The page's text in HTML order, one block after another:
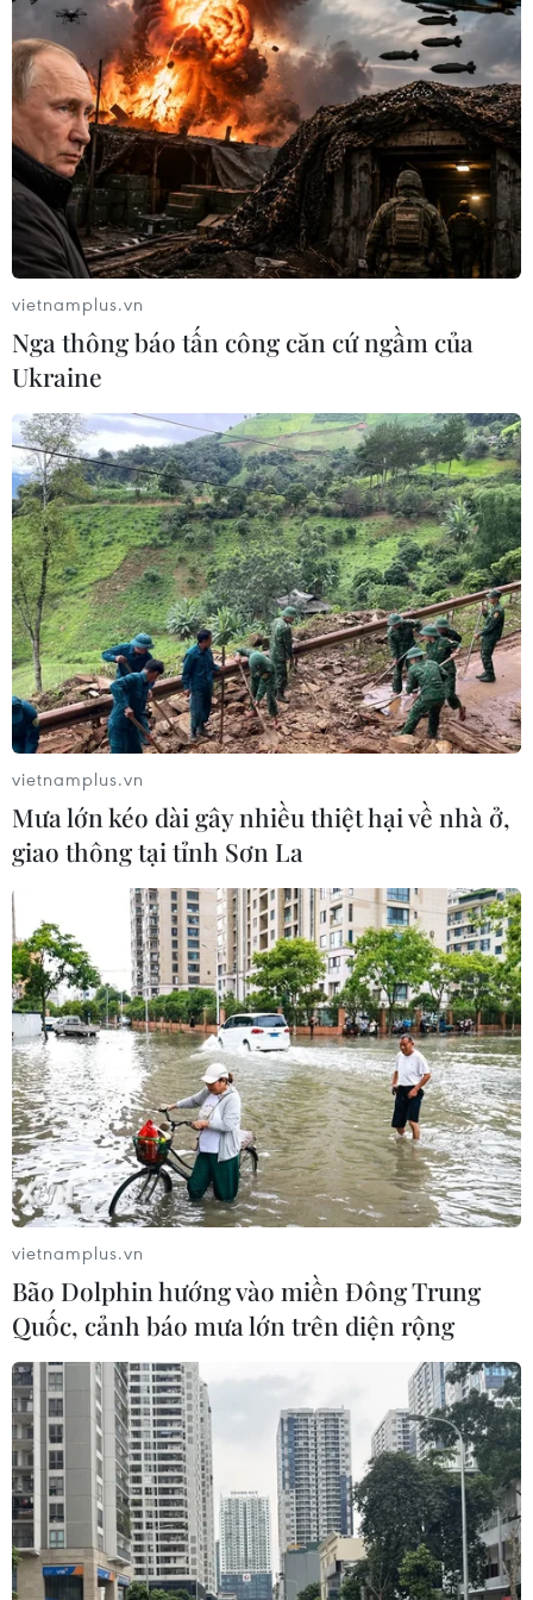
vietnamplus.vn
Nga thông báo tấn công căn cứ ngầm của
Ukraine
vietnamplus.vn
Mưa lớn kéo dài gây nhiều thiệt hại về nhà ở,
giao thông tại tỉnh Sơn La
vietnamplus.vn
Bão Dolphin hướng vào miền Đông Trung
Quốc, cảnh báo mưa lớn trên diện rộng